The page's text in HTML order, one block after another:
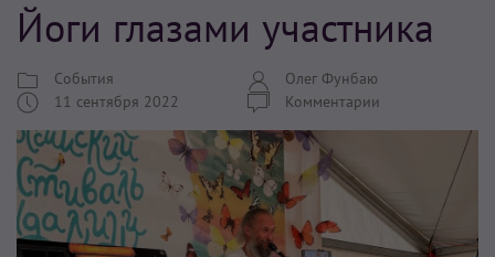
Йоги глазами участника
События
Олег Фунбаю
11 сентября 2022
Комментарии